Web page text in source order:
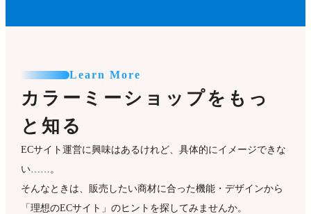
Learn More
カラーミーショップをもっ
と知る
ECサイト運営に興味はあるけれど、具体的にイメージできな
い……。
そんなときは、販売したい商材に合った機能・デザインから
「理想のECサイト」のヒントを探してみませんか。